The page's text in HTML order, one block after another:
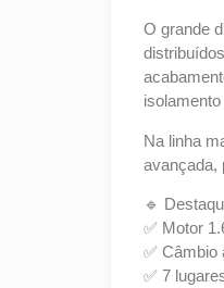
O grande
Na linha
avançada,
🔹
✅ Motor
✅ Câmbio
✅ 7